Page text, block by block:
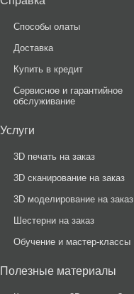
Способы олаты
Доставка
Купить в кредит
Сервисное и гарантийное
обслуживание
Услуги
3D печать на заказ
3D сканирование на заказ
3D моделирование на заказ
Шестерни на заказ
Обучение и мастер-классы
Полезные материалы